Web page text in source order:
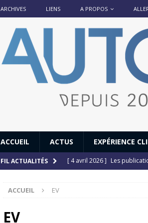
ARCHIVES LIENS A PROPOS
ACCUEIL ACTUS EXPÉRIENCE
FIL ACTUALITÉS [ 4 avril 2026 ] Les
ACCUEIL EV
EV